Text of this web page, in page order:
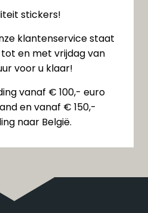
stickers!
klantenservice staat
en met vrijdag van
voor u klaar!
vanaf € 100,- euro
en vanaf € 150,-
naar België.